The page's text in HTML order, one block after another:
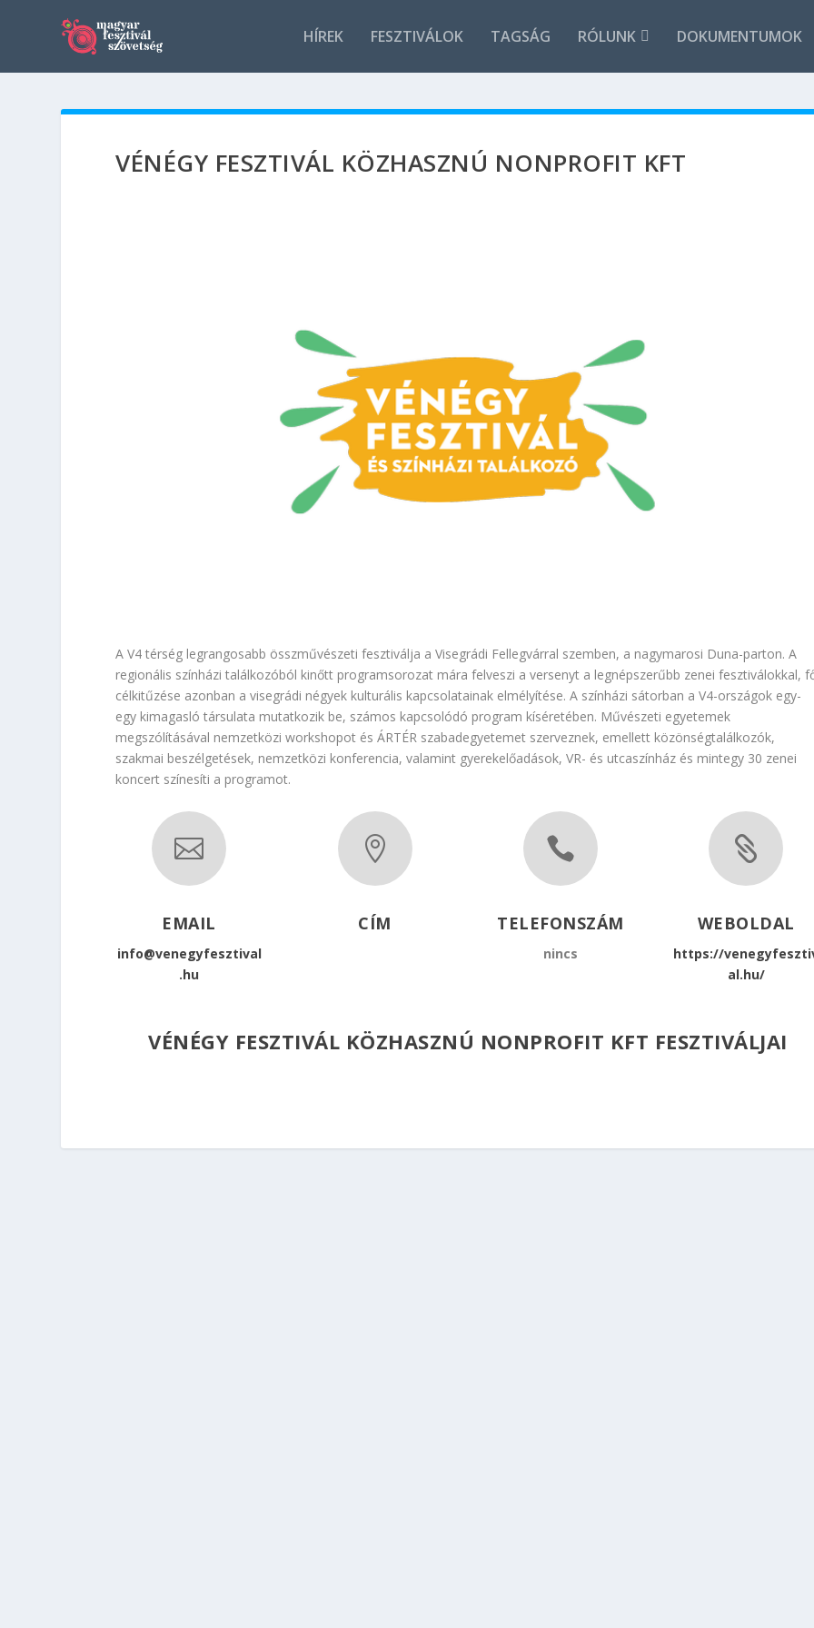
HÍREK FESZTIVÁLOK TAGSÁG RÓLUNK DOKUMENTUMOK
VÉNÉGY FESZTIVÁL KÖZHASZNÚ NONPROFIT KFT
A V4 térség legrangosabb összművészeti fesztiválja a Visegrádi Fellegvárral szemben, a nagymarosi Duna-parton. A
regionális színházi találkozóból kinőtt programsorozat mára felveszi a versenyt a legnépszerűbb zenei fesztiválokkal,
célkitűzése azonban a visegrádi négyek kulturális kapcsolatainak elmélyítése. A színházi sátorban a V4-országok egy-
egy kimagasló társulata mutatkozik be, számos kapcsolódó program kíséretében. Művészeti egyetemek
megszólításával nemzetközi workshopot és ÁRTÉR szabadegyetemet szerveznek, emellett közönségtalálkozók,
szakmai beszélgetések, nemzetközi konferencia, valamint gyerekelőadások, VR- és utcaszínház és mintegy 30 zenei
koncert színesíti a programot.

EMAIL
info@venegyfesztival
.hu

CÍM

TELEFONSZÁM
nincs

WEBOLDAL
https://
al.hu/
VÉNÉGY FESZTIVÁL KÖZHASZNÚ NONPROFIT KFT FESZTIVÁLJAI